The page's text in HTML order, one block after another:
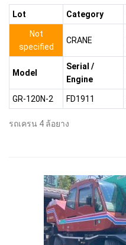
Lot Category
Not
specified
CRANE
Model
Serial /
Engine
GR-120N-2 FD1911
รถเครน 4 ล้อยาง